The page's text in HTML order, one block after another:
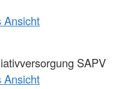
Ansicht
SAPV
Ansicht